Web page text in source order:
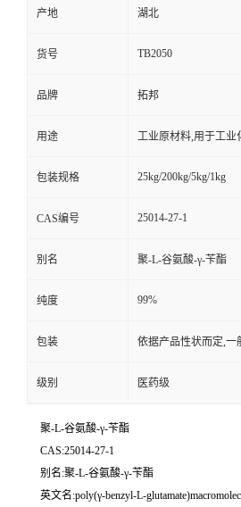
产地 湖北
货号 TB2050
品牌 拓邦
用途 工业原材料,用于工业
包装规格 25kg/200kg/5kg/1kg
CAS编号 25014-27-1
别名 聚-L-谷氨酸-γ-苄酯
纯度 99%
包装 依据产品性状而定,一
级别 医药级
聚-L-谷氨酸-γ-苄酯
CAS:25014-27-1
别名:聚-L-谷氨酸-γ-苄酯
英文名:poly(γ-benzyl-L-